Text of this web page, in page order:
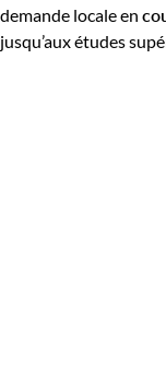
demande locale en
jusqu’aux études